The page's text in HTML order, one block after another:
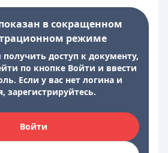
в сокращенном
режиме
доступ к документу,
по кнопке Войти и ввести
Если у вас нет логина и
зарегистрируйтесь.
Войти